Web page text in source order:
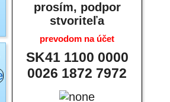
prosím, podpor
stvoriteľa
prevodom na účet
SK41 1100 0000
0026 1872 7972